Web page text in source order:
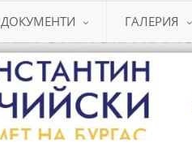
ДОКУМЕНТИ ГАЛЕРИЯ